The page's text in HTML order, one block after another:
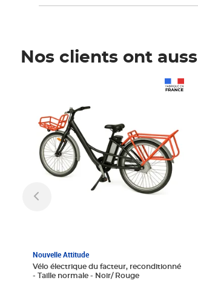
Nos clients ont
Nouvelle Attitude
Vélo électrique du facteur, reconditionné
- Taille normale - Noir/ Rouge